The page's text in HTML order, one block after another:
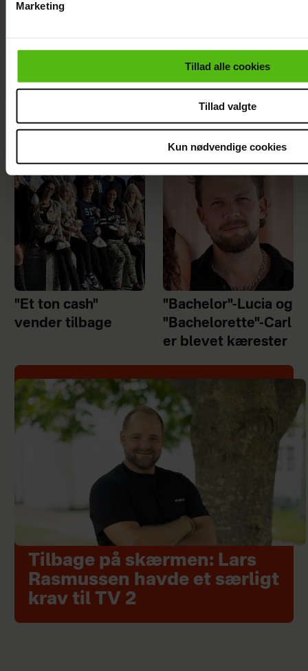
cookiepolitik.
Marketing
Tillad alle cookies
Tillad valgte
Kun nødvendige cookies
Ida Søjborg afslører ny kæreste
"Et ton cash"
vender tilbage
"Bachelor"-Lucia og
"Bachelorette"-Carl
er blevet kærester
Tilbage på skærmen: Lars
Rasmussen havde et særligt
krav til TV 2